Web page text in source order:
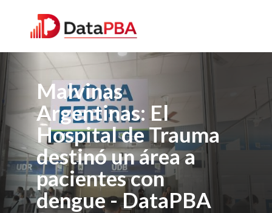
Malvinas
Argentinas: El
Hospital de Trauma
destinó un área a
pacientes con
dengue - DataPBA